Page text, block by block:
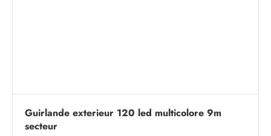
Guirlande exterieur 120 led multicolore 9m
secteur